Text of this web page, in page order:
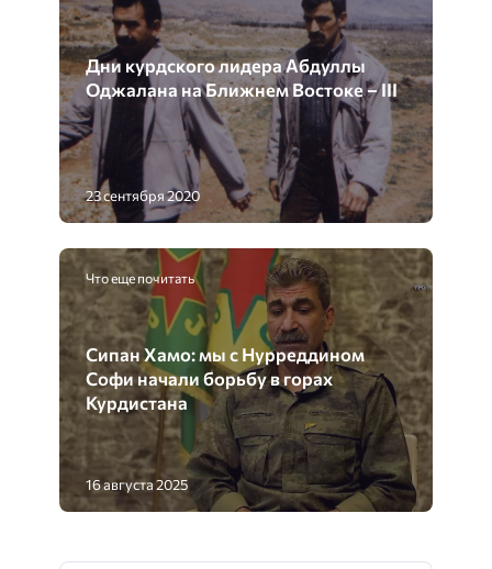
Дни курдского лидера Абдуллы
Оджалана на Ближнем Востоке – III
23 сентября 2020
Что еще почитать
Сипан Хамо: мы с Нурреддином
Софи начали борьбу в горах
Курдистана
16 августа 2025